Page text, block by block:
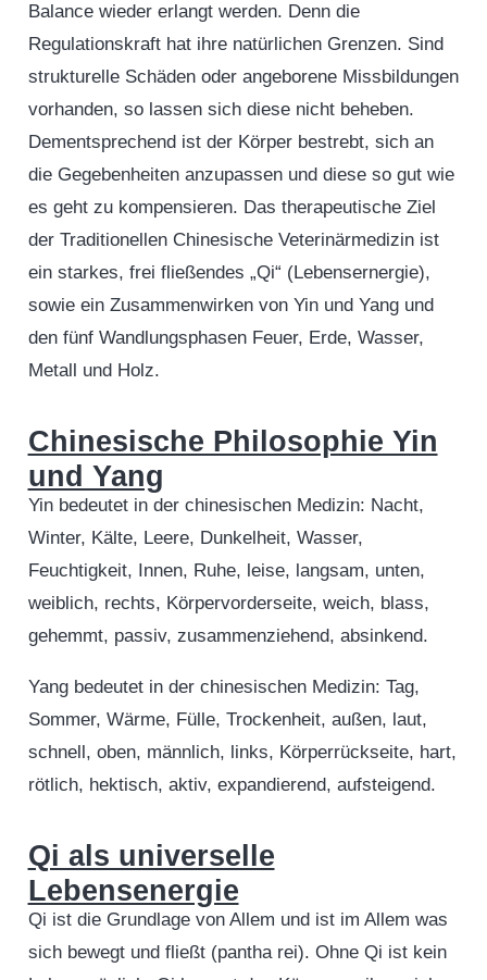
Balance wieder erlangt werden. Denn die
Regulationskraft hat ihre natürlichen Grenzen. Sind
strukturelle Schäden oder angeborene Missbildungen
vorhanden, so lassen sich diese nicht beheben.
Dementsprechend ist der Körper bestrebt, sich an
die Gegebenheiten anzupassen und diese so gut wie
es geht zu kompensieren. Das therapeutische Ziel
der Traditionellen Chinesische Veterinärmedizin ist
ein starkes, frei fließendes „Qi“ (Lebensernergie),
sowie ein Zusammenwirken von Yin und Yang und
den fünf Wandlungsphasen Feuer, Erde, Wasser,
Metall und Holz.
Chinesische Philosophie Yin
und Yang
Yin bedeutet in der chinesischen Medizin: Nacht,
Winter, Kälte, Leere, Dunkelheit, Wasser,
Feuchtigkeit, Innen, Ruhe, leise, langsam, unten,
weiblich, rechts, Körpervorderseite, weich, blass,
gehemmt, passiv, zusammenziehend, absinkend.
Yang bedeutet in der chinesischen Medizin: Tag,
Sommer, Wärme, Fülle, Trockenheit, außen, laut,
schnell, oben, männlich, links, Körperrückseite, hart,
rötlich, hektisch, aktiv, expandierend, aufsteigend.
Qi als universelle
Lebensenergie
Qi ist die Grundlage von Allem und ist im Allem was
sich bewegt und fließt (pantha rei). Ohne Qi ist kein